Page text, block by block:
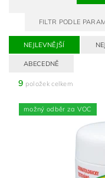
FILTR PODLE
NEJLEVNĚJŠÍ
ABECEDNĚ
9 položek celkem
možný odběr za VOC